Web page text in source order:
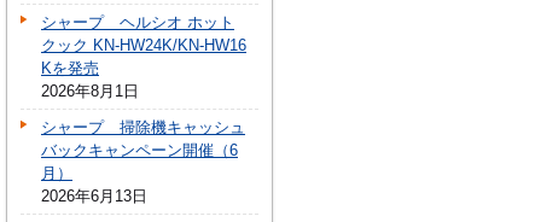
シャープ ヘルシオ ホット
クック KN-HW24K/KN-HW16
Kを発売
2026年8月1日
シャープ 掃除機キャッシュ
バックキャンペーン開催（6
月）
2026年6月13日